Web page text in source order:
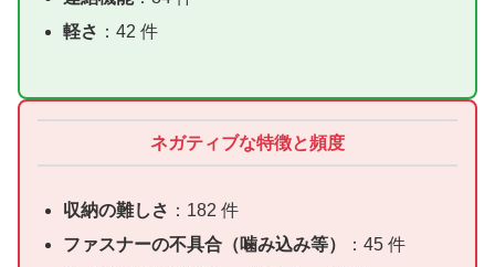
軽さ ：42 件
ネガティブな特徴と頻度
収納の難しさ ：182 件
ファスナーの不具合（噛み込み等）
：45 件